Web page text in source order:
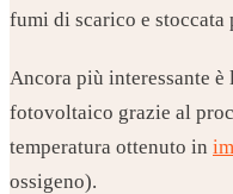
fumi di scarico e stoccata
Ancora più interessante è
fotovoltaico grazie al
temperatura ottenuto in
ossigeno).